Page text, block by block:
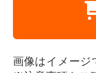
画像はイメージ